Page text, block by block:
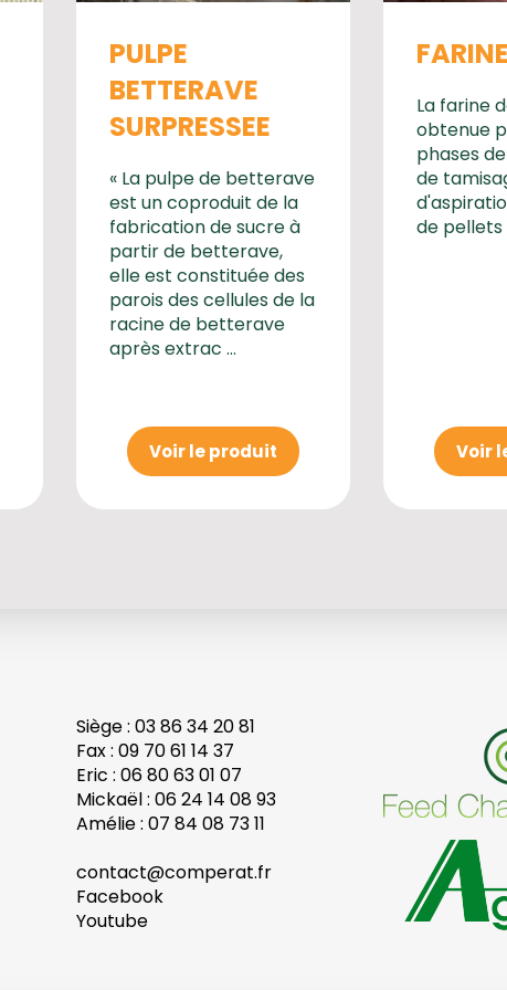
PULPE
BETTERAVE
SURPRESSEE
« La pulpe de betterave
est un coproduit de la
fabrication de sucre à
partir de betterave,
elle est constituée des
parois des cellules de la
racine de betterave
après extrac ...
Voir le produit
La farine
obtenue
phases
de
de pellets
Voir
Siège : 03 86 34 20 81
Fax : 09 70 61 14 37
Eric : 06 80 63 01 07
Mickaël : 06 24 14 08 93
Amélie : 07 84 08 73 11
contact@comperat.fr
Facebook
Youtube